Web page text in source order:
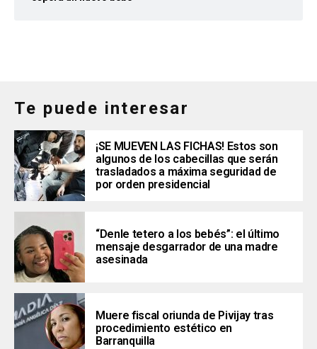
Te puede interesar
¡SE MUEVEN LAS FICHAS! Estos son
algunos de los cabecillas que serán
trasladados a máxima seguridad de
por orden presidencial
“Denle tetero a los bebés”: el último
mensaje desgarrador de una madre
asesinada
Muere fiscal oriunda de Pivijay tras
procedimiento estético en
Barranquilla